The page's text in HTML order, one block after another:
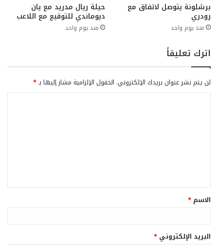
برشلونة يتوصل لاتفاق مع
رودري
منذ يوم واحد
حيلة ريال مدريد مع يان
ديوماندي للتوقيع مع اللاعب
منذ يوم واحد
اترك تعليقاً
لن يتم نشر عنوان بريدك الإلكتروني. الحقول الإلزامية مشار إليها بـ*
ق
*
الاسم *
البريد الإلكتروني *